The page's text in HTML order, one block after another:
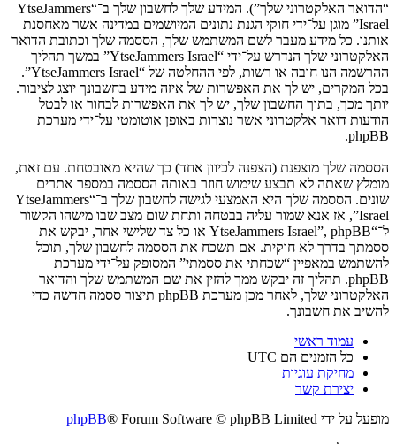
“הדואר האלקטרוני שלך”). המידע שלך לחשבון שלך ב־“YtseJammers
Israel” מוגן על־ידי חוקי הגנת נתונים המיושמים במדינה אשר מאחסנת
אותנו. כל מידע מעבר לשם המשתמש שלך, הססמה שלך וכתובת הדואר
האלקטרוני שלך הנדרש על־ידי “YtseJammers Israel” במשך תהליך
ההרשמה הנו חובה או רשות, לפי ההחלטה של “YtseJammers Israel”.
בכל המקרים, יש לך את האפשרות של איזה מידע בחשבונך יוצג לציבור.
יותך מכך, בתוך החשבון שלך, יש לך את האפשרות לבחור או לבטל
הודעות דואר אלקטרוני אשר נוצרות באופן אוטומטי על־ידי מערכת
phpBB.
הססמה שלך מוצפנת (הצפנה לכיוון אחד) כך שהיא מאובטחת. עם זאת,
מומלץ שאתה לא תבצע שימוש חוזר באותה הססמה במספר אתרים
שונים. הססמה שלך היא האמצעי לגישה לחשבון שלך ב־“YtseJammers
Israel”, אז אנא שמור עליה בבטחה ותחת שום מצב שבו מישהו הקשור
ל־“YtseJammers Israel”, phpBB או כל צד שלישי אחר, יבקש את
ססמתך בדרך לא חוקית. אם תשכח את הססמה לחשבון שלך, תוכל
להשתמש במאפיין “שכחתי את ססמתי” המסופק על־ידי מערכת
phpBB. תהליך זה יבקש ממך להזין את שם המשתמש שלך והדואר
האלקטרוני שלך, לאחר מכן מערכת phpBB תיצור ססמה חדשה כדי
להשיב את חשבונך.
עמוד ראשי
כל הזמנים הם UTC
מחיקת עוגיות
יצירת קשר
מופעל על ידי
phpBB® Forum Software © phpBB Limited